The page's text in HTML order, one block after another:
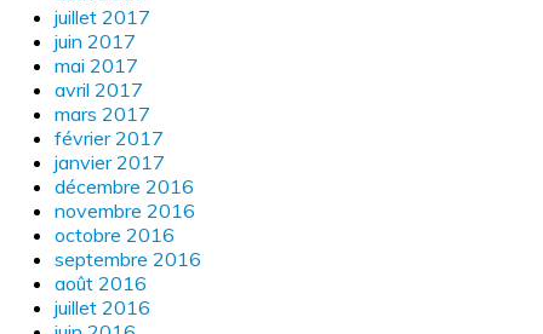
juillet 2017
juin 2017
mai 2017
avril 2017
mars 2017
février 2017
janvier 2017
décembre 2016
novembre 2016
octobre 2016
septembre 2016
août 2016
juillet 2016